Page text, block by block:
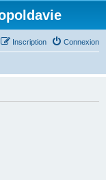
Connexion
Inscription